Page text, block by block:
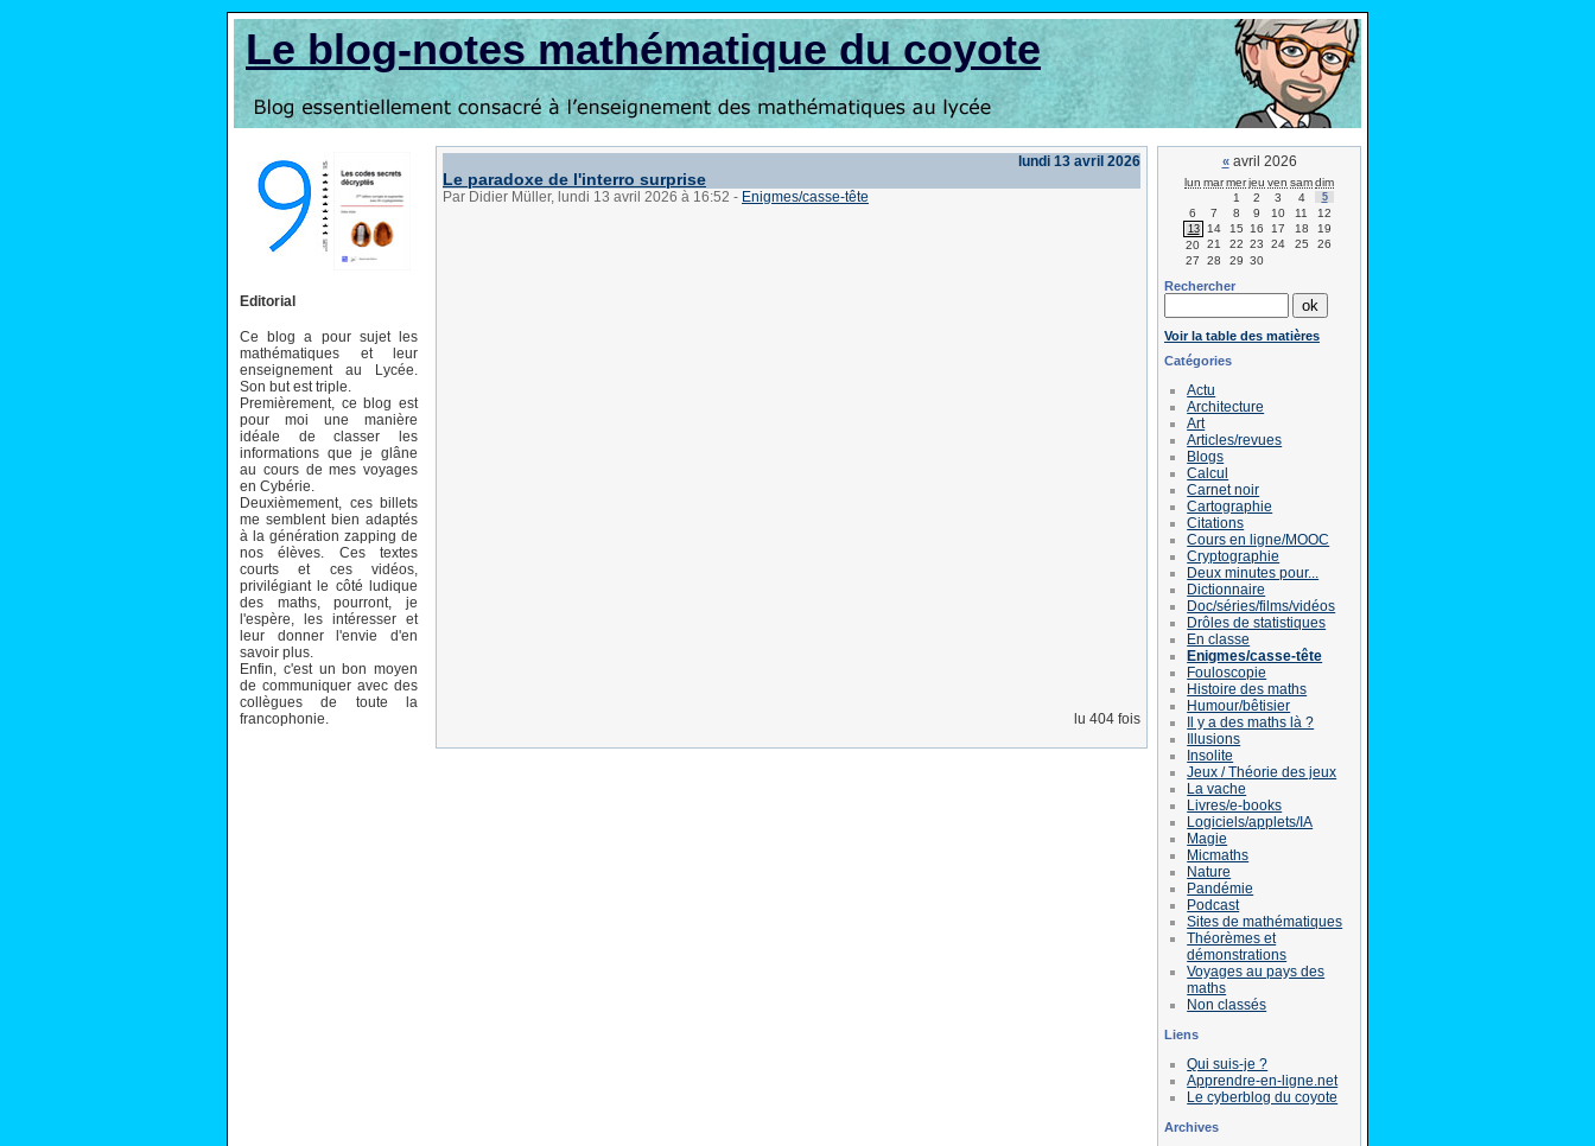
Le blog-notes mathématique du coyote
Editorial
Ce blog a pour sujet les
mathématiques et leur
enseignement au Lycée.
Son but est triple.
Premièrement, ce blog est
pour moi une manière
idéale de classer les
informations que je glâne
au cours de mes voyages
en Cybérie.
Deuxièmement, ces billets
me semblent bien adaptés
à la génération zapping de
nos élèves. Ces textes
courts et ces vidéos,
privilégiant le côté ludique
des maths, pourront, je
l'espère, les intéresser et
leur donner l'envie d'en
savoir plus.
Enfin, c'est un bon moyen
de communiquer avec des
collègues de toute la
francophonie.
lundi 13 avril 2026
Le paradoxe de l'interro surprise
Par Didier Müller, lundi 13 avril 2026 à 16:52 - Enigmes/casse-tête
lu 404 fois
«avril 2026
lun marmerjeu ven samdim
1
2 3 4 5
6 7 8 9 10 11 12
13 14 15 16 17 18
19
20 21 22 23 24 25
26
27
28 29 30
Rechercher
Voir la table des matières
Catégories
Actu
Architecture
Art
Articles/revues
Blogs
Calcul
Carnet noir
Cartographie
Citations
Cours en ligne/MOOC
Cryptographie
Deux minutes pour...
Dictionnaire
Doc/séries/films/vidéos
Drôles de statistiques
En classe
Enigmes/casse-tête
Fouloscopie
Histoire des maths
Humour/bêtisier
Il y a des maths là ?
Illusions
Insolite
Jeux / Théorie des jeux
La vache
Livres/e-books
Logiciels/applets/IA
Magie
Micmaths
Nature
Pandémie
Podcast
Sites de mathématiques
Théorèmes et
démonstrations
Voyages au pays des
maths
Non classés
Liens
Qui suis-je ?
Apprendre-en-ligne.net
Le cyberblog du coyote
Archives